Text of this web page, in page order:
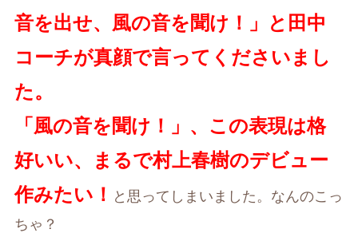
音を出せ、風の音を聞け！」と田中
コーチが真顔で言ってくださいまし
た。
「風の音を聞け！」、この表現は格
好いい、まるで村上春樹のデビュー
作みたい！ と思ってしまいました。なんのこっ
ちゃ？